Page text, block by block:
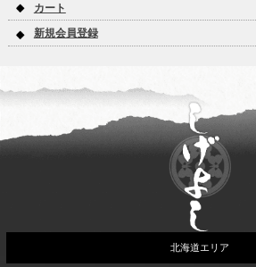
カート
新規会員登録
北海道エリア